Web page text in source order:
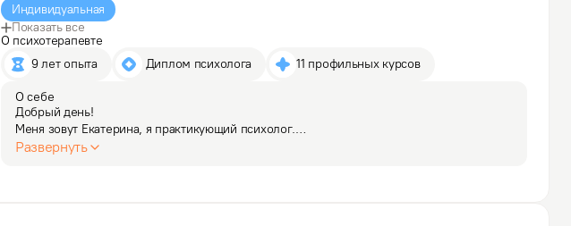
Индивидуальная
Показать все
О психотерапевте
9 лет опыта
Диплом психолога 11 профильных курсов
О себе
Добрый день!
Меня зовут Екатерина, я практикующий психолог.
Развернуть